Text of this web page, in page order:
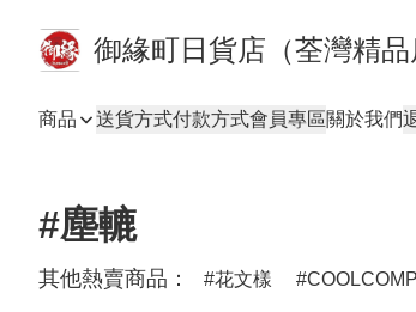
御緣町日貨店（荃灣精品
商品 送貨方式付款方式會員專區關於我們
#塵轆
其他熱賣商品： 花文樣